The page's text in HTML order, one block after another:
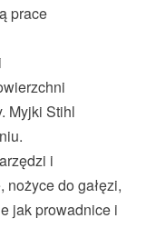
prace
Myjki Stihl
i
do gałęzi,
jak prowadnice i